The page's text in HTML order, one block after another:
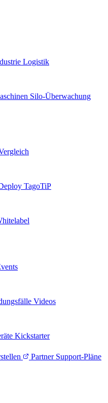
Logistik
Silo-Überwachung
TagoTiP
Videos
Kickstarter
Partner Support-Pläne